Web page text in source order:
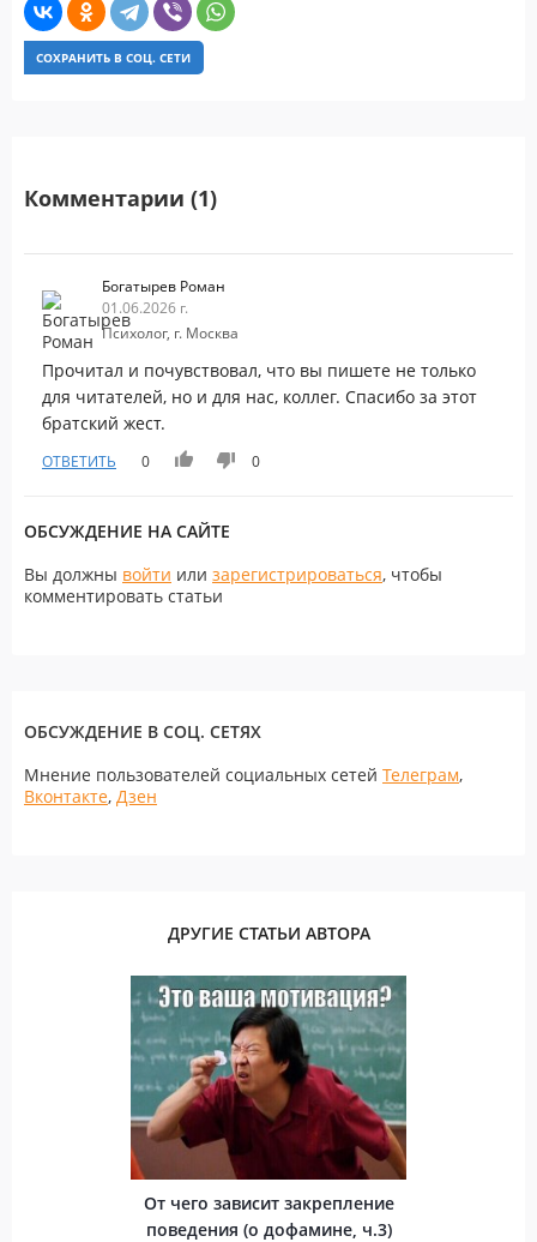
СОХРАНИТЬ В СОЦ. СЕТИ
Комментарии (1)
Богатырев Роман
01.06.2026 г.
Психолог, г. Москва
Прочитал и почувствовал, что вы пишете не только
для читателей, но и для нас, коллег. Спасибо за этот
братский жест.
ОТВЕТИТЬ 0 0
ОБСУЖДЕНИЕ НА САЙТЕ
Вы должны войти или зарегистрироваться, чтобы
комментировать статьи
ОБСУЖДЕНИЕ В СОЦ. СЕТЯХ
Мнение пользователей социальных сетей Телеграм,
Вконтакте, Дзен
ДРУГИЕ СТАТЬИ АВТОРА
От чего зависит закрепление
поведения (о дофамине, ч.3)